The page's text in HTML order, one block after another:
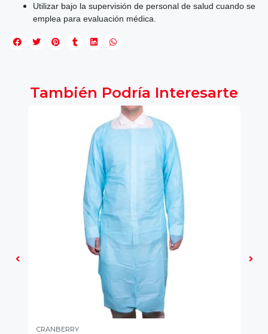
Utilizar bajo la supervisión de personal de salud cuando se
emplea para evaluación médica.
También Podría Interesarte
CRANBERRY